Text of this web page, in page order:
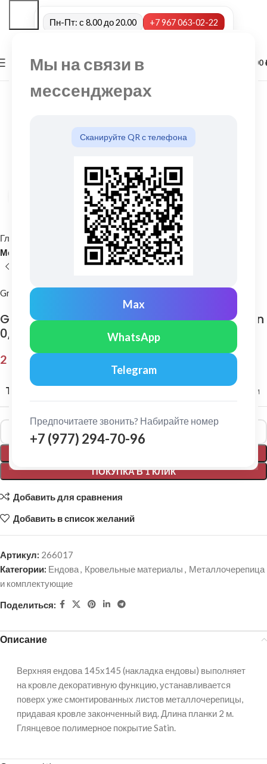
Мы на связи в
мессенджерах
Сканируйте QR с телефона
Max
WhatsApp
Telegram
Предпочитаете звонить? Набирайте номер
+7 (977) 294-70-96
Пн-Пт: с 8.00 до 20.00 +7 967 063-02-22
МЕНЮ 0,00
Нажмите, чтобы увеличить
Главная
Кровельные материалы
Металлочерепица и комплектующие
Grand Line
Grand Line: Ендова верхняя 145х145 мм Satin
0,5мм RR 32
2 152,00
ТОЛЩИНА МЕТАЛЛА 0,5 мм
ПОКУПКА В 1 КЛИК
Alternative:
Добавить для сравнения
Добавить в список желаний
Артикул: 266017
Категории: Ендова, Кровельные материалы , Металлочерепица
и комплектующие
Поделиться:
Описание
Верхняя ендова 145х145 (накладка ендовы) выполняет
на кровле декоративную функцию, устанавливается
поверх уже смонтированных листов металлочерепицы,
придавая кровле законченный вид. Длина планки 2 м.
Глянцевое полимерное покрытие Satin.